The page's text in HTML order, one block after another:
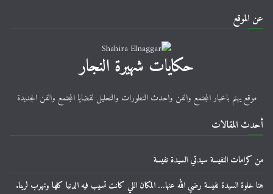
عن الموقع
حكايات شهيرة النجار
موقع يهتم باخبار المجتمع والفن واحدث التطورات والتحليل لقضايا المجتمع والفن الجديدة
أحدث المقالات
من كرامات النفيسة سيدتي السيدة نفيسة
هنا خلوة السيدة نفيسة رضي الله عنها… المكان اللي كانت تسيب فيه الدنيا كلها وتهرب لربنا.